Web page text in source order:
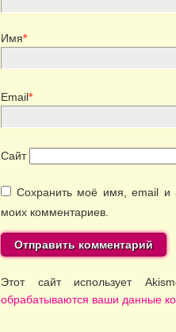
Имя*
Email*
Сайт
Сохранить моё имя, email и
моих комментариев.
Этот сайт использует
обрабатываются ваши данные